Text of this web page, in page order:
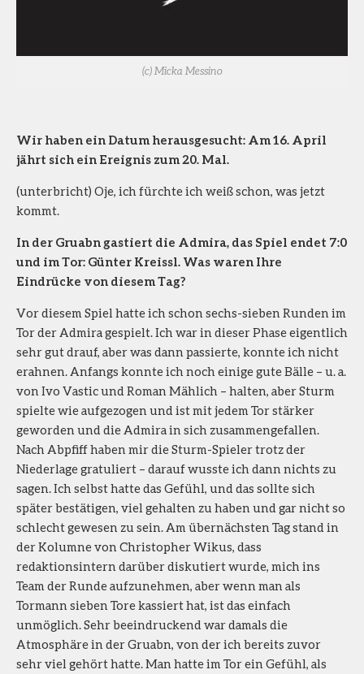
(c) Micka Messino
Wir haben ein Datum herausgesucht: Am 16. April
jährt sich ein Ereignis zum 20. Mal.
(unterbricht) Oje, ich fürchte ich weiß schon, was jetzt
kommt.
In der Gruabn gastiert die Admira, das Spiel endet 7:0
und im Tor: Günter Kreissl. Was waren Ihre
Eindrücke von diesem Tag?
Vor diesem Spiel hatte ich schon sechs-sieben Runden im
Tor der Admira gespielt. Ich war in dieser Phase eigentlich
sehr gut drauf, aber was dann passierte, konnte ich nicht
erahnen. Anfangs konnte ich noch einige gute Bälle – u. a.
von Ivo Vastic und Roman Mählich – halten, aber Sturm
spielte wie aufgezogen und ist mit jedem Tor stärker
geworden und die Admira in sich zusammengefallen.
Nach Abpfiff haben mir die Sturm-Spieler trotz der
Niederlage gratuliert – darauf wusste ich dann nichts zu
sagen. Ich selbst hatte das Gefühl, und das sollte sich
später bestätigen, viel gehalten zu haben und gar nicht so
schlecht gewesen zu sein. Am übernächsten Tag stand in
der Kolumne von Christopher Wikus, dass
redaktionsintern darüber diskutiert wurde, mich ins
Team der Runde aufzunehmen, aber wenn man als
Tormann sieben Tore kassiert hat, ist das einfach
unmöglich. Sehr beeindruckend war damals die
Atmosphäre in der Gruabn, von der ich bereits zuvor
sehr viel gehört hatte. Man hatte im Tor ein Gefühl, als